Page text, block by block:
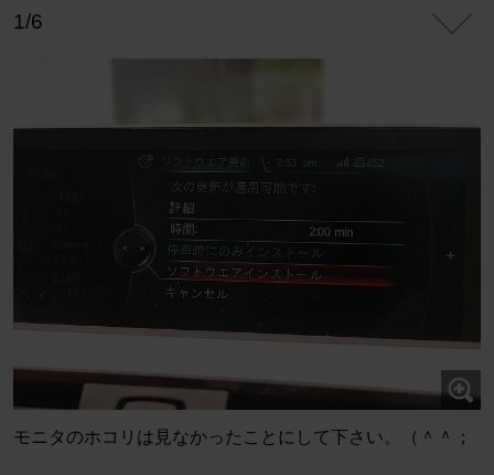
1/6
モニタのホコリは見なかったことにして下さい。（＾＾；